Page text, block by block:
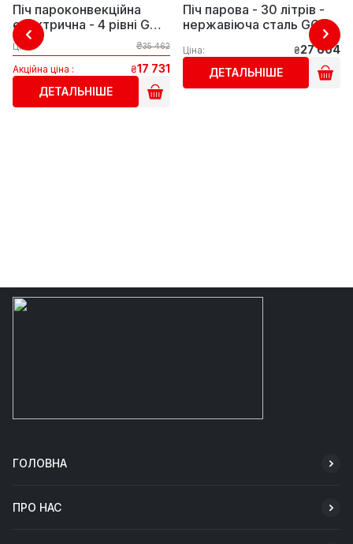
Піч пароконвекційна
електрична - 4 рівні GGM
Gastro
Ціна ₴35 462
Акційна ціна : ₴17 731
ДЕТАЛЬНІШЕ
Піч парова - 30 літрів -
нержавіюча сталь GGM
Ціна: ₴27 604
ДЕТАЛЬНІШЕ
ГОЛОВНА
ПРО НАС